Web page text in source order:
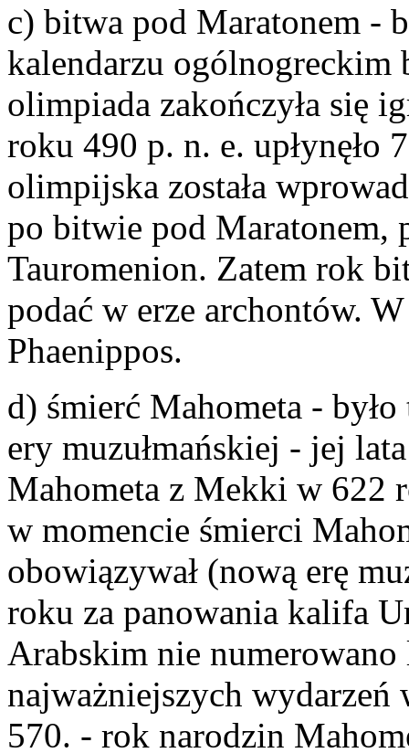
c) bitwa pod Maratonem -
kalendarzu
olimpiada zakończyła się
roku 490 p. n. e. upłynęło
olimpijska została
po bitwie pod Maratonem,
Tauromenion. Zatem rok
podać w erze archontów.
Phaenippos.
d) śmierć Mahometa -
ery muzułmańskiej - jej
Mahometa z Mekki w 622
w momencie śmierci
obowiązywał (nową erę
roku za panowania kalifa
Arabskim nie
najważniejszych
570. - rok narodzin